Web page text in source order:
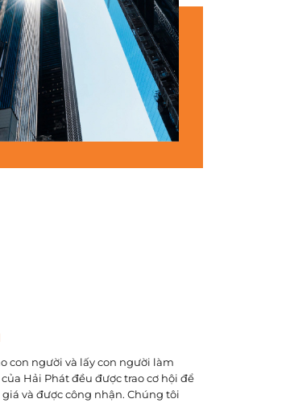
con người và lấy con người làm
Hải Phát đều được trao cơ hội để
và được công nhận. Chúng tôi